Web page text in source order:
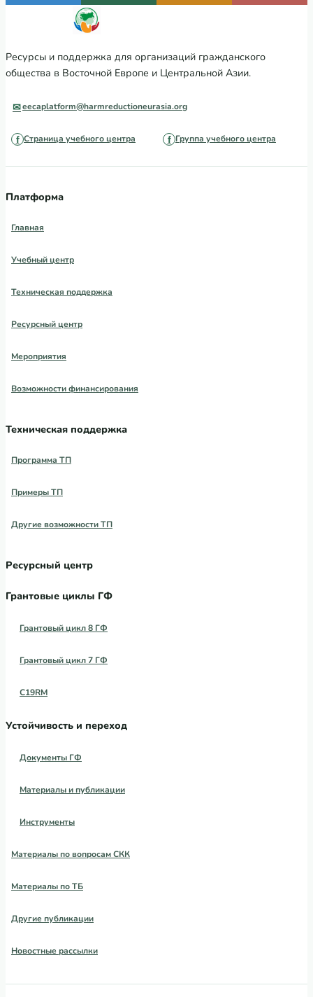
Ресурсы и поддержка для организаций гражданского
общества в Восточной Европе и Центральной Азии.
eecaplatform@harmreductioneurasia.org
Страница учебного центра Группа учебного центра
Платформа
Главная
Учебный центр
Техническая поддержка
Ресурсный центр
Мероприятия
Возможности финансирования
Техническая поддержка
Программа ТП
Примеры ТП
Другие возможности ТП
Ресурсный центр
Грантовые циклы ГФ
Грантовый цикл 8 ГФ
Грантовый цикл 7 ГФ
C19RM
Устойчивость и переход
Документы ГФ
Материалы и публикации
Инструменты
Материалы по вопросам СКК
Материалы по ТБ
Другие публикации
Новостные рассылки